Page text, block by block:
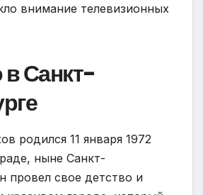
внимание телевизионных
в Санкт-
родился 11 января 1972
ныне Санкт-
провел свое детство и